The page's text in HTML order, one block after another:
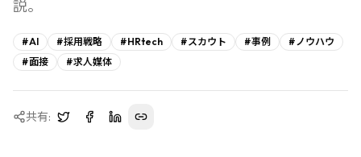
説。
#AI #採用戦略 #HRtech #スカウト #事例 #ノウハウ
#面接 #求人媒体
共有: